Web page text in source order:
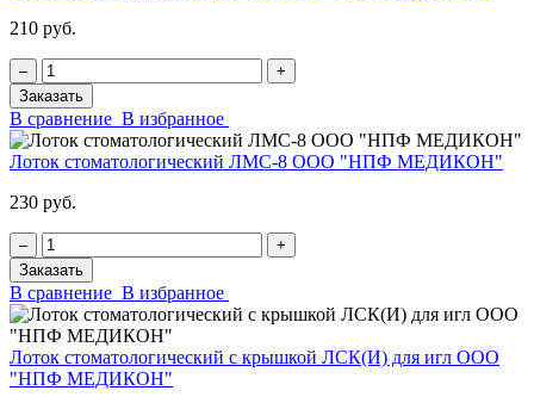
210 руб.
‒
+
Заказать
В сравнение В избранное
Лоток стоматологический ЛМС-8 ООО "НПФ МЕДИКОН"
230 руб.
‒
+
Заказать
В сравнение В избранное
Лоток стоматологический с крышкой ЛСК(И) для игл ООО
"НПФ МЕДИКОН"